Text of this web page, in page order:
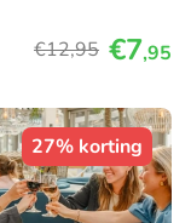
€12,95 €7,95
27% korting